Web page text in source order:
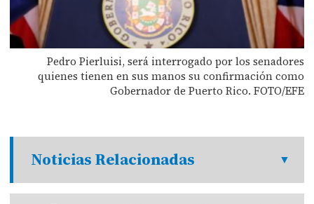
Pedro Pierluisi, será interrogado por los senadores
quienes tienen en sus manos su confirmación como
Gobernador de Puerto Rico. FOTO/EFE
Noticias Relacionadas